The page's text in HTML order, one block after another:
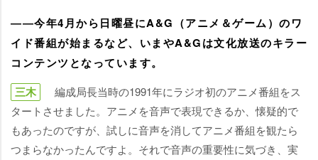
――今年4月から日曜昼にA&G（アニメ＆ゲーム）のワ
イド番組が始まるなど、いまやA&Gは文化放送のキラー
コンテンツとなっています。
三木
編成局長当時の1991年にラジオ初のアニメ番組をス
タートさせました。アニメを音声で表現できるか、懐疑的で
もあったのですが、試しに音声を消してアニメ番組を観たら
つまらなかったんですよ。それで音声の重要性に気づき、実